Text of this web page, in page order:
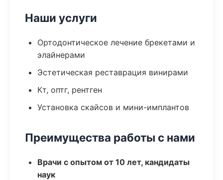
Наши услуги
Ортодонтическое лечение брекетами и
элайнерами
Эстетическая реставрация винирами
Кт, оптг, рентген
Установка скайсов и мини-имплантов
Преимущества работы с нами
Врачи с опытом от 10 лет, кандидаты
наук